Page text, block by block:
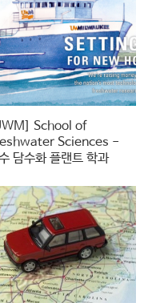
School of
Sciences -
담수화 플랜트 학과